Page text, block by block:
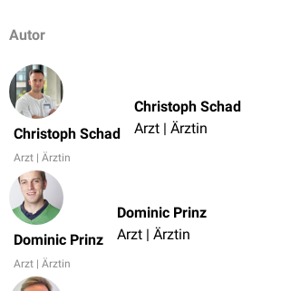
Autor
Christoph Schad
Arzt | Ärztin
Christoph Schad
Arzt | Ärztin
Dominic Prinz
Arzt | Ärztin
Dominic Prinz
Arzt | Ärztin